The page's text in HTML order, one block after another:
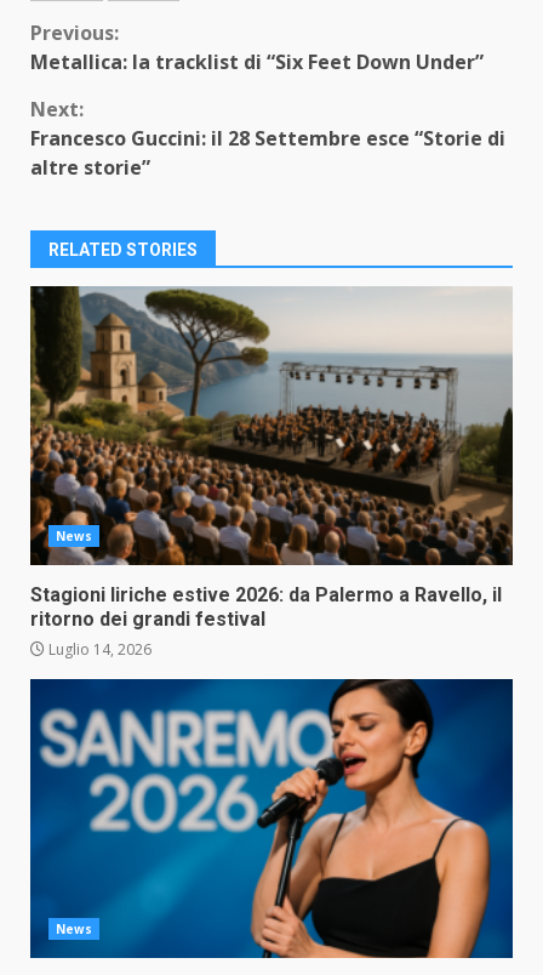
Continue
Previous:
Metallica: la tracklist di “Six Feet Down Under”
Next:
Francesco Guccini: il 28 Settembre esce “Storie di
altre storie”
RELATED STORIES
News
Stagioni liriche estive 2026: da Palermo a Ravello, il
ritorno dei grandi festival
Luglio 14, 2026
News